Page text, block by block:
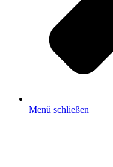
Menü schließen